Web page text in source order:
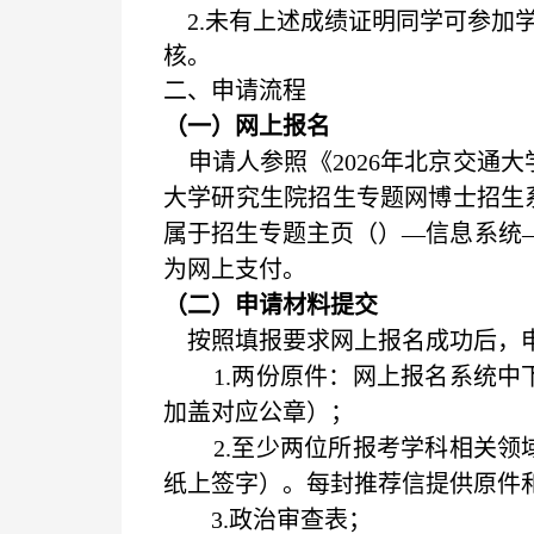
2.未有上述成绩证明同学可参加
核。
二、申请流程
（一）网上报名
申请人参照《2026年北京交通大
大学研究生院招生专题网博士招
属于招生专题主页（）—信息系统
为网上支付。
（二）申请材料提交
按照填报要求网上报名成功后，
1.两份原件：网上报名系统中
加盖对应公章）；
2.至少两位所报考学科相关
纸上签字）。每封推荐信提供原件
3.政治审查表；